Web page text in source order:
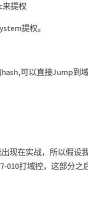
来提权
提权。
可以直接Jump到
现在实战，所以假设
010打域控，这部分之